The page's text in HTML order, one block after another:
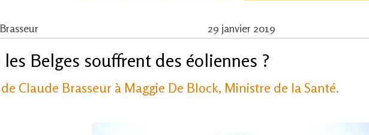
29 janvier 2019
les Belges souffrent des éoliennes ?
Claude Brasseur à Maggie De Block, Ministre de la Santé.